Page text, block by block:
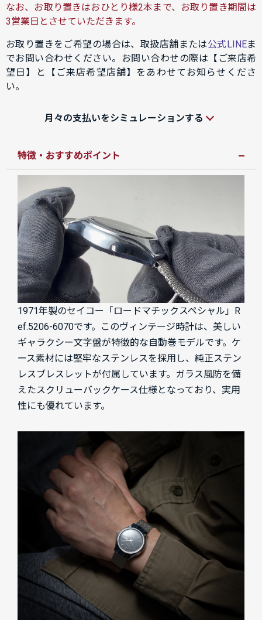
なお、お取り置きはおひとり様2本まで、お取り置き期間は
3営業日とさせていただきます。
お取り置きをご希望の場合は、取扱店舗または公式LINEま
でお問い合わせください。お問い合わせの際は【ご来店希
望日】と【ご来店希望店舗】をあわせてお知らせくださ
い。
月々の支払いをシミュレーションする
特徴・おすすめポイント
1971年製のセイコー「ロードマチックスペシャル」R
ef.5206-6070です。このヴィンテージ時計は、美しい
ギャラクシー文字盤が特徴的な自動巻モデルです。ケ
ース素材には堅牢なステンレスを採用し、純正ステン
レスブレスレットが付属しています。ガラス風防を備
えたスクリューバックケース仕様となっており、実用
性にも優れています。